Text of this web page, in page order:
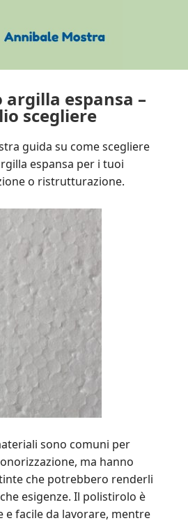
espansa –
scegliere
guida su come scegliere
espansa per i tuoi
o ristrutturazione.
sono comuni per
ma hanno
che potrebbero renderli
esigenze. Il polistirolo è
e facile da lavorare, mentre